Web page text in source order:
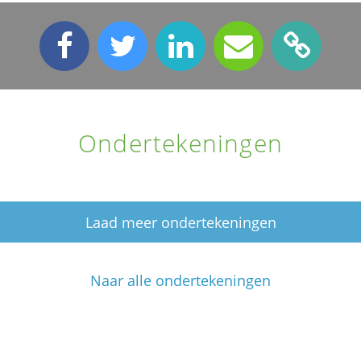
Ondertekeningen
Laad meer ondertekeningen
Naar alle ondertekeningen